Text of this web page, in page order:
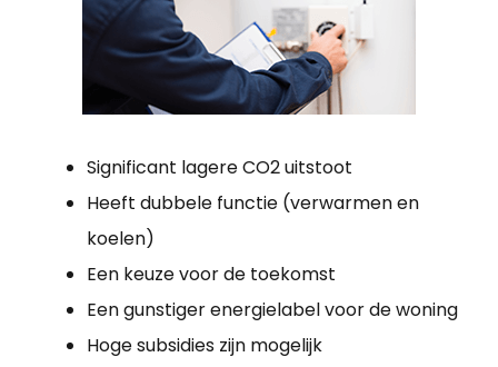
Significant lagere CO2 uitstoot
Heeft dubbele functie (verwarmen en
koelen)
Een keuze voor de toekomst
Een gunstiger energielabel voor de woning
Hoge subsidies zijn mogelijk